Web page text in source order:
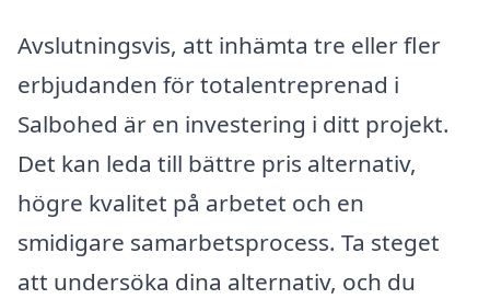
Avslutningsvis, att inhämta tre eller fler
erbjudanden för totalentreprenad i
Salbohed är en investering i ditt projekt.
Det kan leda till bättre pris alternativ,
högre kvalitet på arbetet och en
smidigare samarbetsprocess. Ta steget
att undersöka dina alternativ, och du